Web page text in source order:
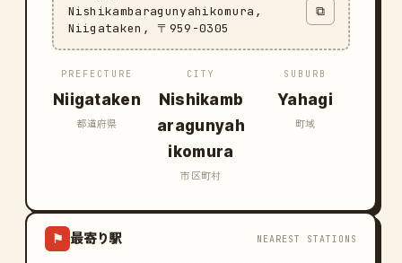
Nishikambaragunyahikomura,
Niigataken, 〒959-0305
⧉
PREFECTURE
Niigataken
都道府県
CITY
Nishikamb
aragunyah
ikomura
市区町村
SUBURB
Yahagi
町域
⚑ 最寄り駅 NEAREST STATIONS